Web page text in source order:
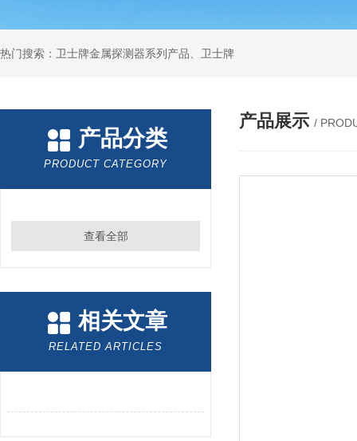
热门搜索：卫士牌金属探测器系列产品、卫士牌
产品分类
PRODUCT CATEGORY
查看全部
相关文章
RELATED ARTICLES
产品展示 /